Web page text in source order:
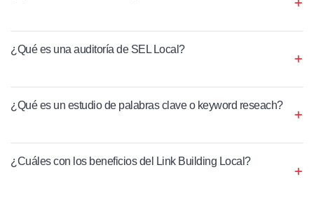
¿Qué es una auditoría de SEL Local?
¿Qué es un estudio de palabras clave o keyword reseach?
¿Cuáles con los beneficios del Link Building Local?